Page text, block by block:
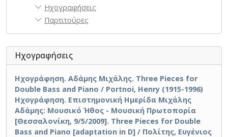
Ηχογραφήσεις
Παρτιτούρες
Ηχογραφήσεις
Ηχογράφηση. Αδάμης Μιχάλης. Three Pieces for
Double Bass and Piano / Portnoi, Henry (1915-1996)
Ηχογράφηση. Επιστημονική Ημερίδα Μιχάλης
Αδάμης: Μουσικό Ήθος - Μουσική Πρωτοπορία
[Θεσσαλονίκη, 9/5/2009]. Three Pieces for Double
Bass and Piano [adaptation in D] / Πολίτης, Ευγένιος